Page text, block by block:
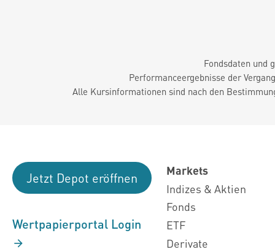
Fondsdaten und
Performanceergebnisse der
Alle Kursinformationen sind nach den
Jetzt Depot eröffnen
Wertpapierportal Login
Markets
Indizes & Aktien
Fonds
ETF
Derivate